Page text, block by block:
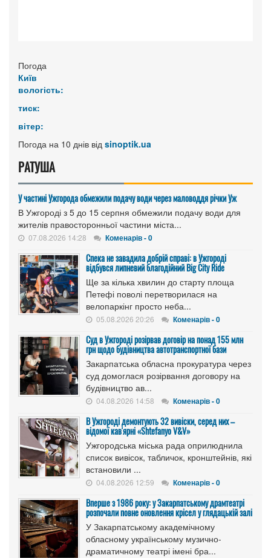
Погода
Київ
вологість:
тиск:
вітер:
Погода на 10 днів від sinoptik.ua
РАТУША
У частині Ужгорода обмежили подачу води через маловоддя річки Уж
В Ужгороді з 5 до 15 серпня обмежили подачу води для
жителів правосторонньої частини міста...
07.08.2026 14:28 Коменарів - 0
Спека не завадила добрій справі: в Ужгороді
відбувся липневий благодійний Big City Ride
Ще за кілька хвилин до старту площа
Петефі поволі перетворилася на
велопаркінг просто неба...
05.08.2026 20:26 Коменарів - 0
Cуд в Ужгороді розірвав договір на понад 155 млн
грн щодо будівництва автотранспортної бази
Закарпатська обласна прокуратура через
суд домоглася розірвання договору на
будівництво ав...
04.08.2026 14:58 Коменарів - 0
В Ужгороді демонтують 32 вивіски, серед них –
відомої кав'ярні «Shtefanyo V&V»
Ужгородська міська рада оприлюднила
список вивісок, табличок, кронштейнів, які
встановили ...
04.08.2026 12:59 Коменарів - 0
Вперше з 1986 року: у Закарпатському драмтеатрі
розпочали повне оновлення крісел у глядацькій залі
У Закарпатському академічному
обласному українському музично-
драматичному театрі імені бра...